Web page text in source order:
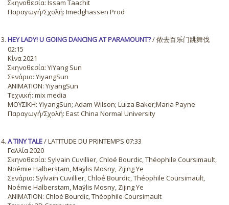
Σκηνοθεσία: Issam Taachit
Παραγωγή/Σχολή: Imedghassen Prod
HEY LADY! U GOING DANCING AT PARAMOUNT?/ 侬去百乐门跳舞伐
02:15
Κίνα 2021
Σκηνοθεσία: YiYang Sun
Σενάριο: YiyangSun
ANIMATION: YiyangSun
Τεχνική: mix media
ΜΟΥΣΙΚΗ: YiyangSun; Adam Wilson; Luiza Baker;Maria Payne
Παραγωγή/Σχολή: East China Normal University
A TINY TALE/ LATITUDE DU PRINTEMPS 07:33
Γαλλία 2020
Σκηνοθεσία: Sylvain Cuvillier, Chloé Bourdic, Théophile Coursimault,
Noémie Halberstam, Maÿlis Mosny, Zijing Ye
Σενάριο: Sylvain Cuvillier, Chloé Bourdic, Théophile Coursimault,
Noémie Halberstam, Maÿlis Mosny, Zijing Ye
ANIMATION: Chloé Bourdic, Théophile Coursimault